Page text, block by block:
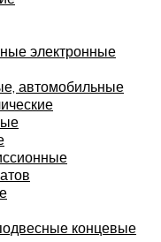
электронные
автомобильные
концевые